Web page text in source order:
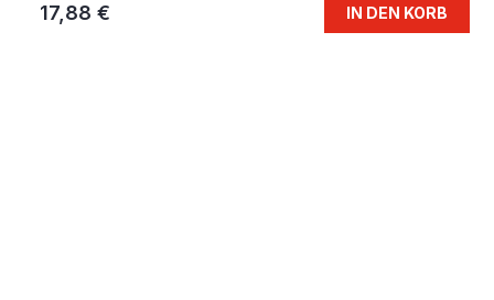
17,88 € IN DEN KORB